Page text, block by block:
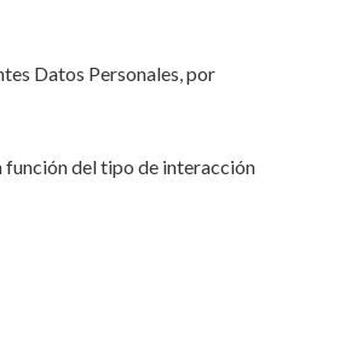
Datos Personales, por
función del tipo de interacción